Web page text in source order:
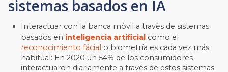
sistemas basados en IA
Interactuar con la banca móvil a través de sistemas
basados en inteligencia artificial como el
reconocimiento fácial o biometría es cada vez más
habitual: En 2020 un 54% de los consumidores
interactuaron diariamente a través de estos sistemas